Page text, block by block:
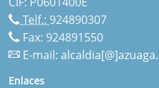
Telf.: 924890307
Fax: 924891550
E-mail:
Enlaces